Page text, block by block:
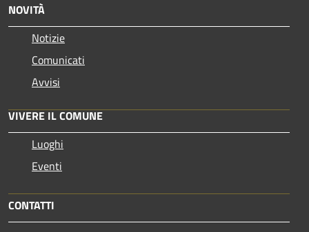
NOVITÀ
Notizie
Comunicati
Avvisi
VIVERE IL COMUNE
Luoghi
Eventi
CONTATTI